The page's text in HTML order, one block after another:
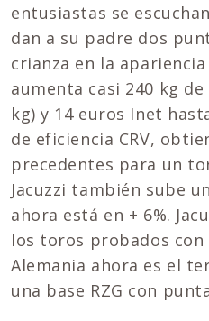
entusiastas se
dan a su padre dos
crianza en la
aumenta casi 240 kg
kg) y 14 euros Inet
de eficiencia CRV,
precedentes para un
Jacuzzi también sube
ahora está en + 6%.
los toros probados con
Alemania ahora es el
una base RZG con